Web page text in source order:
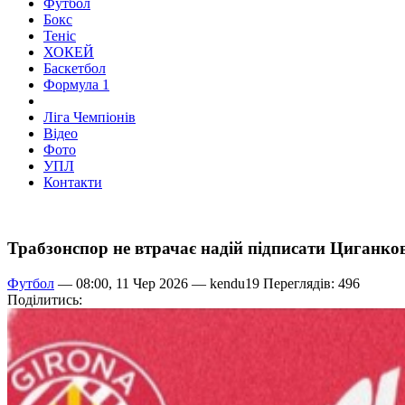
Футбол
Бокс
Теніс
ХОКЕЙ
Баскетбол
Формула 1
Ліга Чемпіонів
Відео
Фото
УПЛ
Контакти
Трабзонспор не втрачає надій підписати
Футбол — 08:00, 11 Чер 2026 — kendu19 Переглядів: 496
Поділитись: